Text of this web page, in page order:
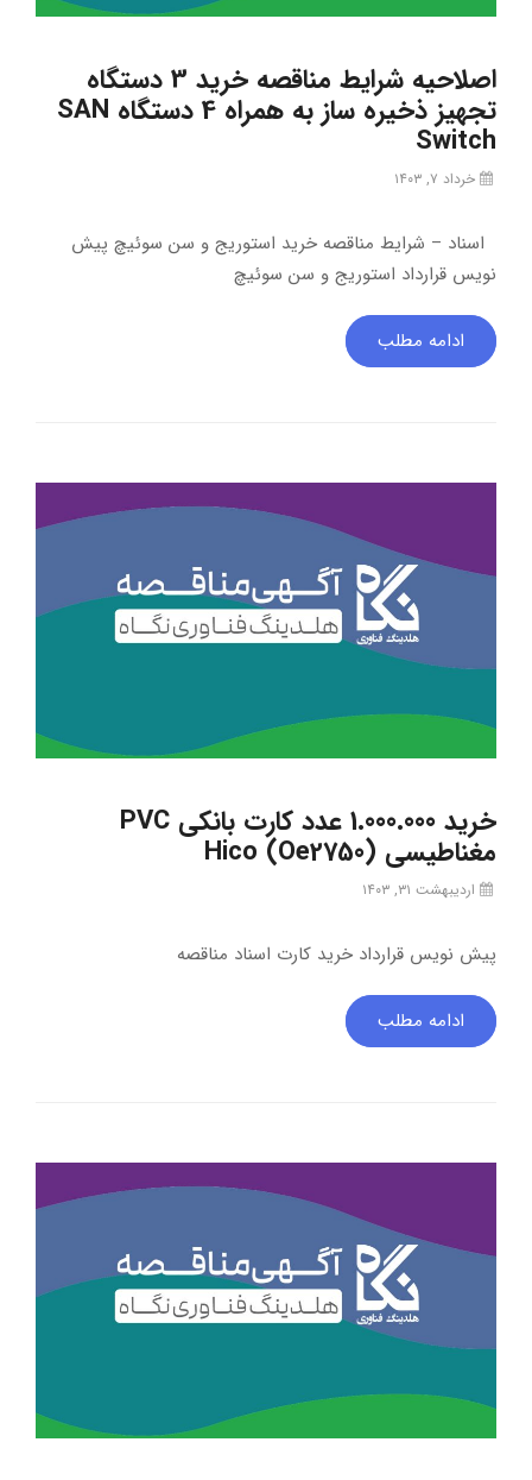
اصلاحیه شرایط مناقصه خرید 3 دستگاه
تجهیز ذخیره ساز به همراه 4 دستگاه SAN
Switch
خرداد ۷, ۱۴۰۳
اسناد – شرایط مناقصه خرید استوریج و سن سوئیچ پیش
نویس قرارداد استوریج و سن سوئیچ
ادامه مطلب
خرید 1.000.000 عدد کارت بانکی PVC
مغناطیسی (Oe2750) Hico
اردیبهشت ۳۱, ۱۴۰۳
پیش نویس قرارداد خرید کارت اسناد مناقصه
ادامه مطلب